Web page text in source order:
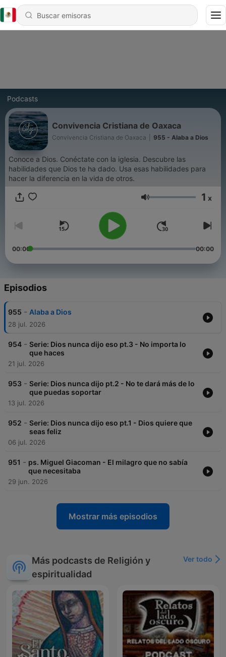
Podcasts
Convivencia Cristiana de Oaxaca
Convivencia Cristiana de Oaxaca 955 - Alaba a Dios
Conoce a Dios. Conéctate con la iglesia. Descubre las
habilidades que Dios te ha dado. Usa esas habilidades para
hacer la diferencia en la vida de otros.
Volumen 1 x
00:00 00:00
Episodios
955 - Alaba a Dios
28 jul. 2026
954 - Serie: Dios nunca dijo eso pt.3 - No importa lo
que haces
21 jul. 2026
953 - Serie: Dios nunca dijo pt.2 - No te dará más de lo
que puedas soportar
13 jul. 2026
952 - Serie: Dios nunca dijo eso pt.1 - Dios quiere que
seas feliz
06 jul. 2026
951 - ps. Miguel Giacoman - El milagro que no sabía
que necesitaba
29 jun. 2026
Mostrar más episodios
Más podcasts de Religión y
espiritualidad
Ver todo